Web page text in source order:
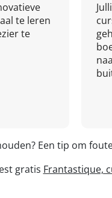
te leren
te
Een tip om
gratis Frantastique,